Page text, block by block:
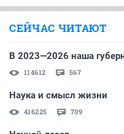
СЕЙЧАС ЧИТАЮТ
В 2023—2026 наша
114612 567
Наука и смысл жизни
416225 709